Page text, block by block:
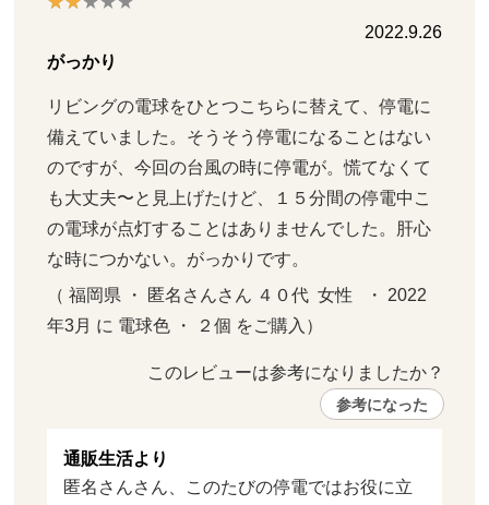
2022.9.26
がっかり
リビングの電球をひとつこちらに替えて、停電に
備えていました。そうそう停電になることはない
のですが、今回の台風の時に停電が。慌てなくて
も大丈夫〜と見上げたけど、１５分間の停電中こ
の電球が点灯することはありませんでした。肝心
な時につかない。がっかりです。
（ 福岡県 ・ 匿名さんさん ４０代  女性   ・ 2022
年3月 に 電球色 ・ ２個 をご購入）
このレビューは参考になりましたか？
参考になった
通販生活より
匿名さんさん、このたびの停電ではお役に立